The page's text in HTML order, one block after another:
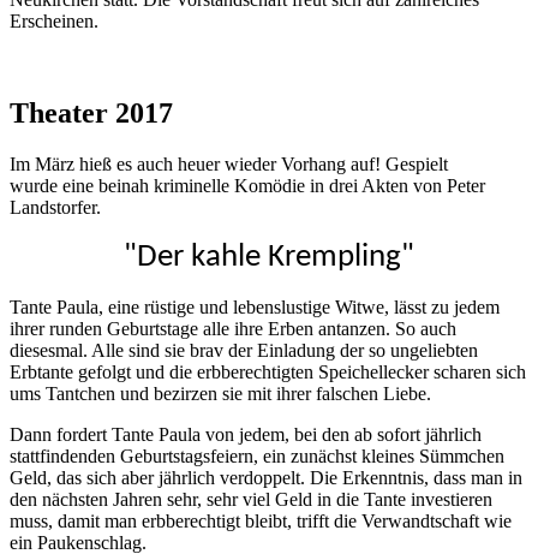
Erscheinen.
Theater 2017
Im März hieß es auch heuer wieder Vorhang auf! Gespielt
wurde eine beinah kriminelle Komödie in drei Akten von Peter
Landstorfer.
"Der kahle Krempling"
Tante Paula, eine rüstige und lebenslustige Witwe, lässt zu jedem
ihrer runden Geburtstage alle ihre Erben antanzen. So auch
diesesmal. Alle sind sie brav der Einladung der so ungeliebten
Erbtante gefolgt und die erbberechtigten Speichellecker scharen sich
ums Tantchen und bezirzen sie mit ihrer falschen Liebe.
Dann fordert Tante Paula von jedem, bei den ab sofort jährlich
stattfindenden Geburtstagsfeiern, ein zunächst kleines Sümmchen
Geld, das sich aber jährlich verdoppelt. Die Erkenntnis, dass man in
den nächsten Jahren sehr, sehr viel Geld in die Tante investieren
muss, damit man erbberechtigt bleibt, trifft die Verwandtschaft wie
ein Paukenschlag.